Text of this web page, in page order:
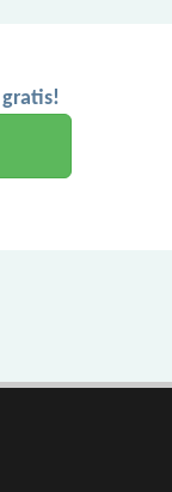
gratis!